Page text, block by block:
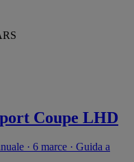
Coupe LHD
· 6 marce · Guida a